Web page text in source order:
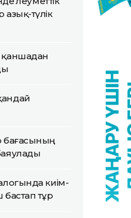
азық-түлік
қаншадан
бағасының
киім-
тұр